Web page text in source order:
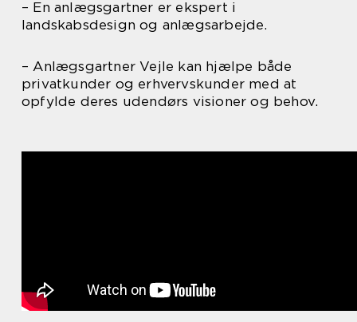
– En anlægsgartner er ekspert i
landskabsdesign og anlægsarbejde.
– Anlægsgartner Vejle kan hjælpe både
privatkunder og erhvervskunder med at
opfylde deres udendørs visioner og behov.